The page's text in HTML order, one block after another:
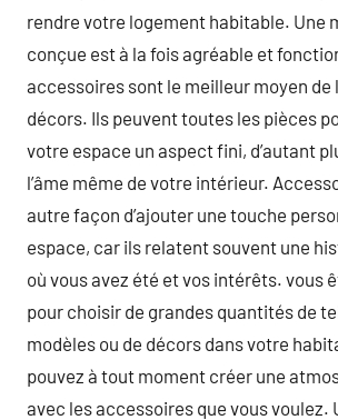
rendre votre logement habitable. Une
conçue est à la fois agréable et
accessoires sont le meilleur moyen de
décors. Ils peuvent toutes les pièces
votre espace un aspect fini, d’autant
l’âme même de votre intérieur.
autre façon d’ajouter une touche
espace, car ils relatent souvent une
où vous avez été et vos intérêts. vous
pour choisir de grandes quantités de
modèles ou de décors dans votre
pouvez à tout moment créer une
avec les accessoires que vous voulez.